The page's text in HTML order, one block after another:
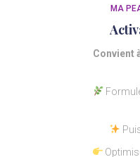
MA
Convient